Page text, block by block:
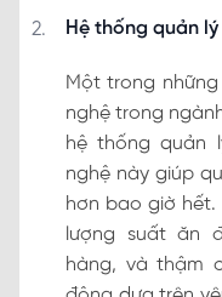
Hệ thống quản
Một trong
nghệ trong
hệ thống quản
nghệ này giúp
hơn bao giờ
lượng suất ăn
hàng, và thậm